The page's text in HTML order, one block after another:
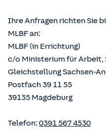
Ihre Anfragen richten Sie
MLBF an:
MLBF (in Errichtung)
c/o Ministerium für Arbeit,
Gleichstellung Sachsen-
Postfach 39 11 55
39135 Magdeburg
Telefon: 0391 567 4530